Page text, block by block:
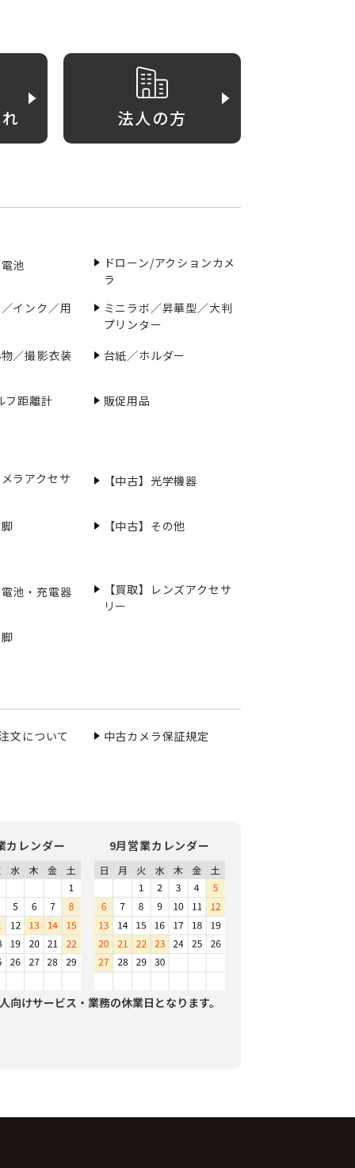
法人の方
池
ドローン/アクションカメ
ラ
インク／用
ミニラボ／昇華型／大判
プリンター
／撮影衣装
台紙／ホルダー
フ距離計 販促用品
ラアクセサ 【中古】光学機器
【中古】その他
池・充電器
【買取】レンズアクセサ
リー
文について 中古カメラ保証規定
カレンダー 9月営業カレンダー
向けサービス・業務の休業日となります。